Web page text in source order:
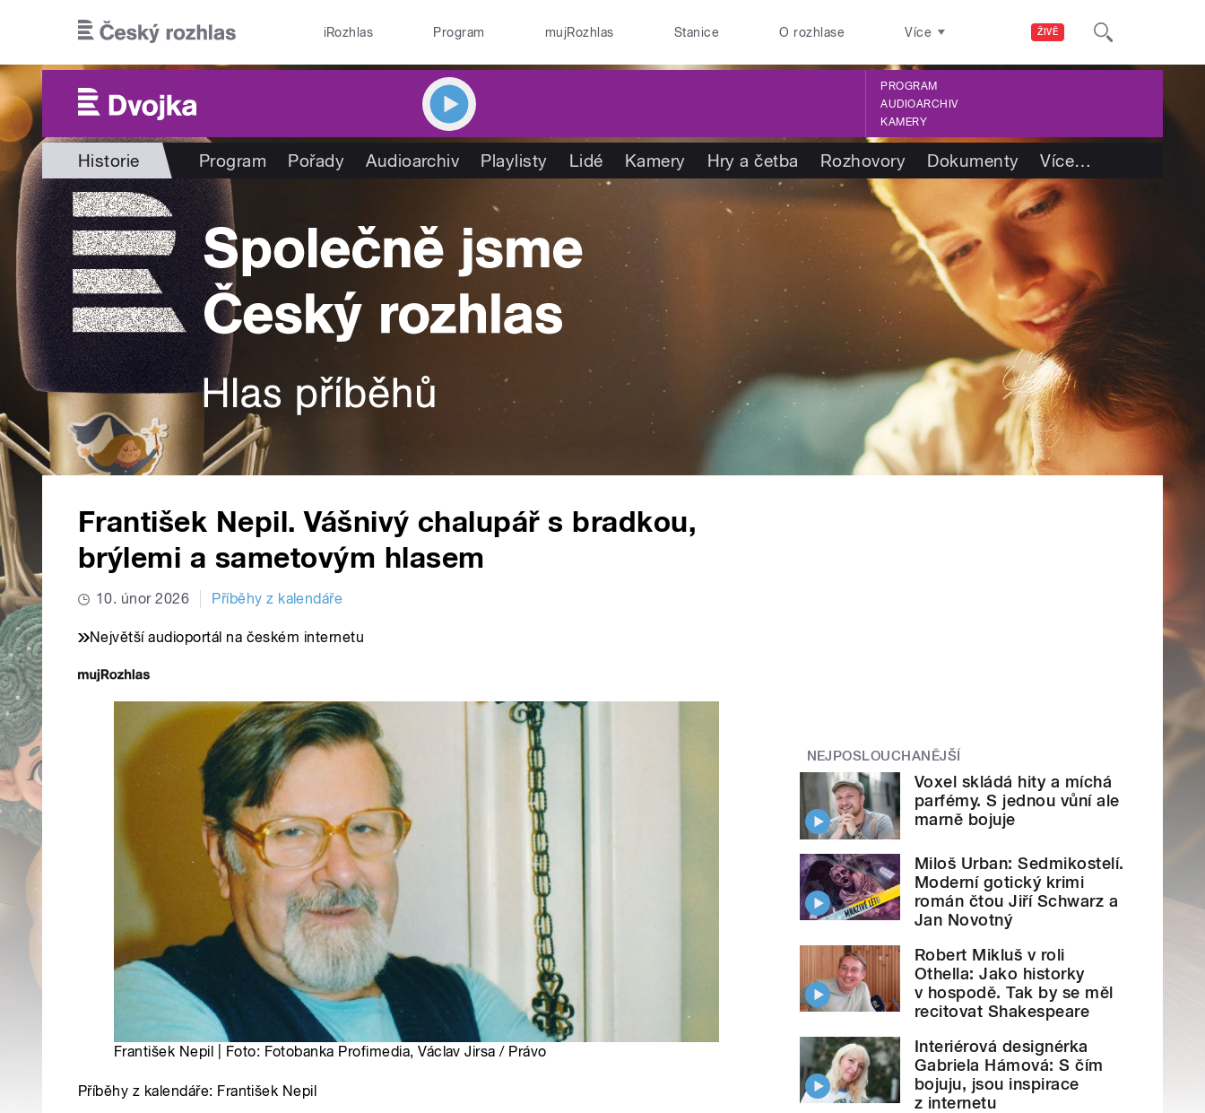
ŽIVĚ
iRozhlas Program mujRozhlas Stanice O rozhlase Více
PROGRAM
AUDIOARCHIV
KAMERY
Historie Program Pořady Audioarchiv Playlisty Lidé Kamery Hry a četba Rozhovory Dokumenty Více…
František Nepil. Vášnivý chalupář s bradkou,
brýlemi a sametovým hlasem
10. únor 2026 Příběhy z kalendáře
Největší audioportál na českém internetu
František Nepil | Foto: Fotobanka Profimedia, Václav Jirsa / Právo
Příběhy z kalendáře: František Nepil
NEJPOSLOUCHANĚJŠÍ
Voxel skládá hity a míchá
parfémy. S jednou vůní ale
marně bojuje
Miloš Urban: Sedmikostelí.
Moderní gotický krimi
román čtou Jiří Schwarz a
Jan Novotný
Robert Mikluš v roli
Othella: Jako historky
v hospodě. Tak by se měl
recitovat Shakespeare
Interiérová designérka
Gabriela Hámová: S čím
bojuju, jsou inspirace
z internetu